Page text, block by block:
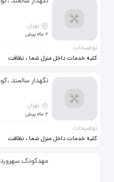
ارزیابی و سنجش هوش و استعداد
مشاوره در حوزه یادگیری مشاوره در
حوزه بیش فعالی
تهران
2 ماه پیش
توضیحات
کلیه خدمات داخل منزل شما ، نظافت
.. توسط آقا
نگهدار سالمند
تهران
2 ماه پیش
توضیحات
کلیه خدمات داخل منزل شما ، نظافت
مهدکودک